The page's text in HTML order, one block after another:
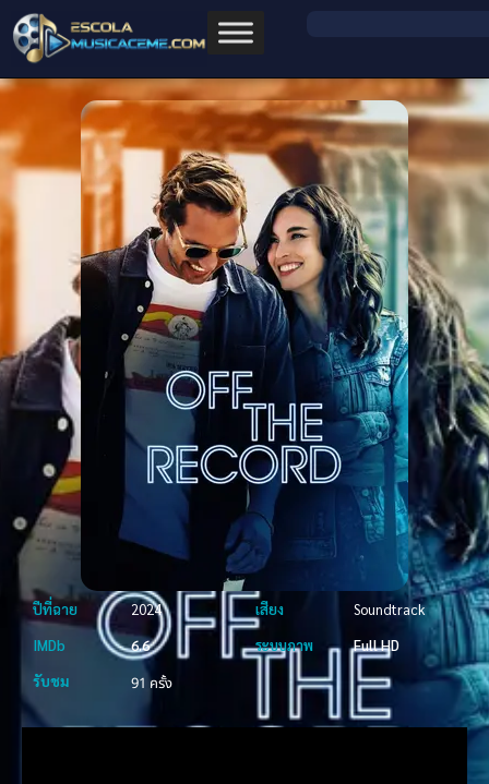
ปีที่ฉาย 2024 เสียง
Soundtrack
IMDb
6.6 ระบบภาพ
Full HD
รับชม
91 ครั้ง